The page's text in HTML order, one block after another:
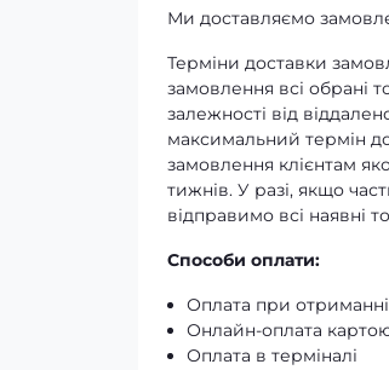
Ми доставляємо
Терміни доставки
замовлення всі обрані
залежності від
максимальний термін
замовлення клієнтам
тижнів. У разі, якщо
відправимо всі наявні
Способи оплати:
Оплата при отриманні
Онлайн-оплата
Оплата в терміналі